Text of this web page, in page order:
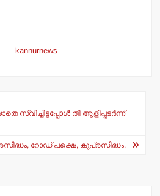
kannurnews
സ്വിച്ചിട്ടപ്പോള്‍ തീ ആളിപ്പടര്‍ന്ന്
റോഡ് പക്ഷെ, കുപ്രസിദ്ധം.